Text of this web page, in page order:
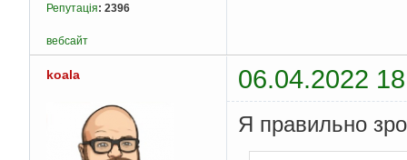
Репутація: 2396
вебсайт
koala 06.04.2022
Я правильно